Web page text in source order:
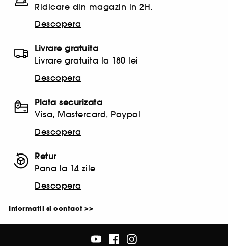
Ridicare din magazin in 2H.
Descopera
Livrare gratuita
Livrare gratuita la 180 lei
Descopera
Plata securizata
Visa, Mastercard, Paypal
Descopera
Retur
Pana la 14 zile
Descopera
Informatii si contact >>